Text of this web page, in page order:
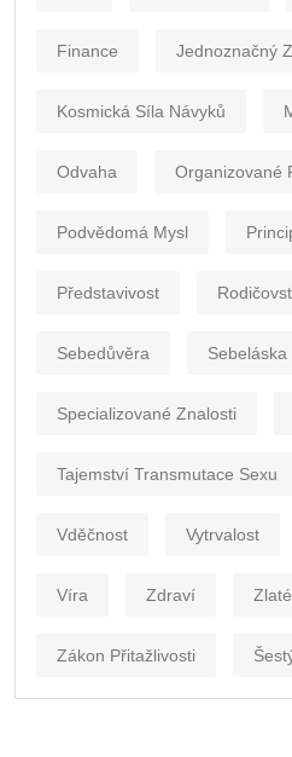
Finance Jednoznačný
Kosmická Síla Návyků
Odvaha Organizované
Podvědomá Mysl
Představivost
Sebedůvěra Sebeláska
Specializované Znalosti
Tajemství Transmutace Sexu
Vděčnost Vytrvalost
Víra Zdraví
Zákon Přitažlivosti